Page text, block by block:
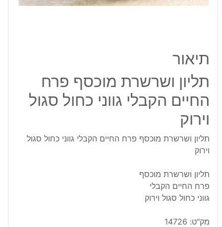
תיאור
תליון ושרשרת מוכסף פרח
החיים הקבלי גווני כחול סגול
וירוק
תליון ושרשרת מוכסף פרח החיים הקבלי גווני כחול סגול
וירוק
תליון ושרשרת מוכסף
פרח החיים הקבלי
גווני כחול סגול וירוק
מק"ט: 14726